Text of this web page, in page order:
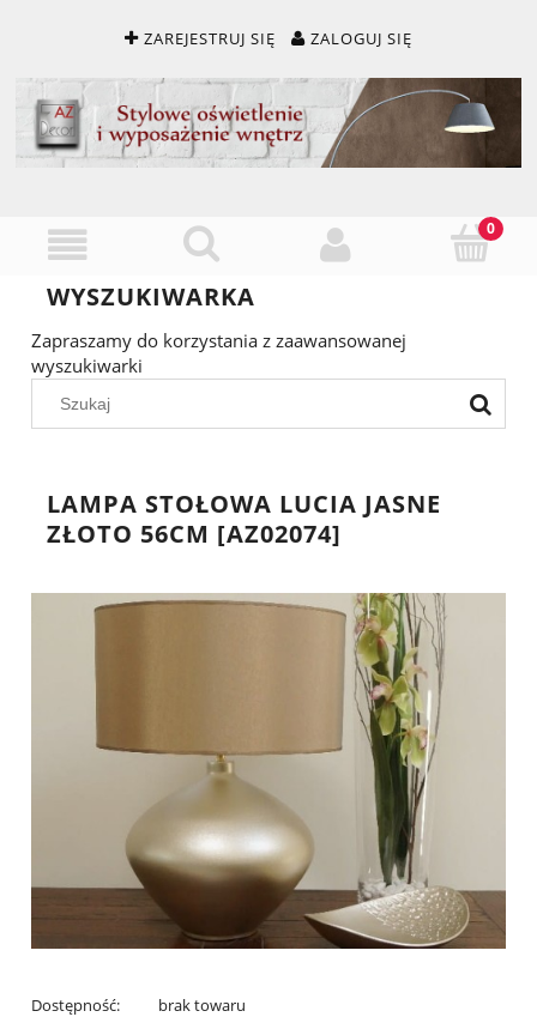
ZAREJESTRUJ SIĘ ZALOGUJ SIĘ
WYSZUKIWARKA
Zapraszamy do korzystania z zaawansowanej
wyszukiwarki
LAMPA STOŁOWA LUCIA JASNE
ZŁOTO 56CM [AZ02074]
Dostępność: brak towaru